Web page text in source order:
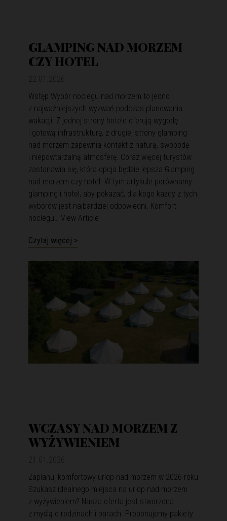
GLAMPING NAD MORZEM
CZY HOTEL
Wstęp Wybór noclegu nad morzem to jedno
z najważniejszych wyzwań podczas planowania
wakacji. Z jednej strony hotele oferują wygodę
i gotową infrastrukturę, z drugiej strony glamping
nad morzem zapewnia kontakt z naturą, swobodę
i niepowtarzalną atmosferę. Coraz więcej turystów
zastanawia się, która opcja będzie lepsza Glamping
nad morzem czy hotel. W tym artykule porównamy
glamping i hotel, aby pokazać, dla kogo każdy z tych
wyborów jest najbardziej odpowiedni. Komfort
noclegu… View Article
Czytaj więcej >
WCZASY NAD MORZEM Z
WYŻYWIENIEM
Zaplanuj komfortowy urlop nad morzem w 2026 roku
Szukasz idealnego miejsca na urlop nad morzem
z wyżywieniem? Nasza oferta jest stworzona
z myślą o rodzinach i parach. Proponujemy pakiety